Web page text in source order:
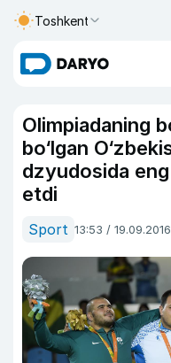
Toshkent
Olimpiadaning
bo‘lgan
dzyudosida
etdi
Sport 13:53 / 19.09.2016